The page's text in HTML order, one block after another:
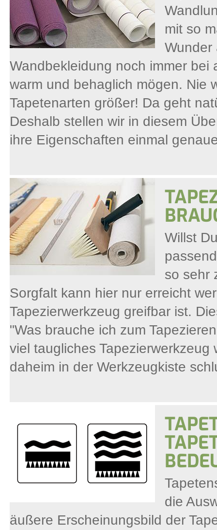
mit so
Wunder
Wandbekleidung noch immer
warm und behaglich mögen. Nie
Tapetenarten größer! Da geht
Deshalb stellen wir in diesem
ihre Eigenschaften einmal
Willst
so sehr
Sorgfalt kann hier nur erreicht
Tapezierwerkzeug greifbar ist.
"Was brauche ich zum
viel taugliches
daheim in der Werkzeugkiste
die
äußere Erscheinungsbild der